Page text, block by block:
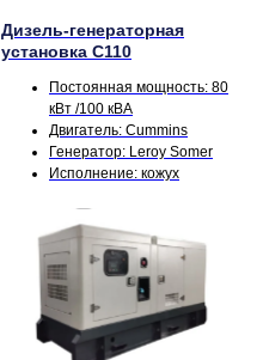
Дизель-генераторная
установка С110
Постоянная мощность: 80
кВт /100 кВА
Двигатель: Cummins
Генератор: Leroy Somer
Исполнение: кожух